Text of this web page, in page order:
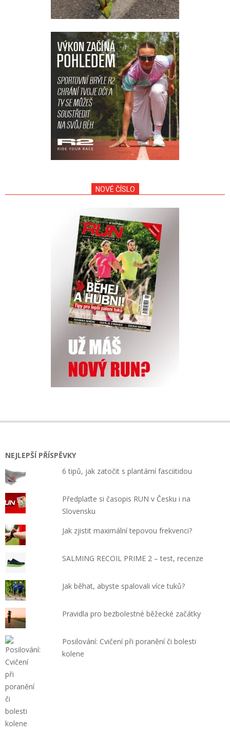
NOVÉ ČÍSLO
NEJLEPŠÍ PŘÍSPĚVKY
6 tipů, jak zatočit s plantární fasciitidou
Předplaťte si časopis RUN v Česku i na
Slovensku
Jak zjistit maximální tepovou frekvenci?
SALMING RECOIL PRIME 2 – test, recenze
Jak běhat, abyste spalovali více tuků?
Pravidla pro bezbolestné běžecké začátky
Posilování: Cvičení při poranění či bolesti
kolene